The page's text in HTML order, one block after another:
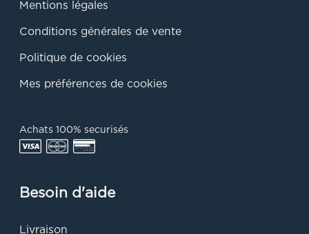
Mentions légales
Conditions générales de vente
Politique de cookies
Mes préférences de cookies
Achats 100% securisés
Besoin d'aide
Livraison